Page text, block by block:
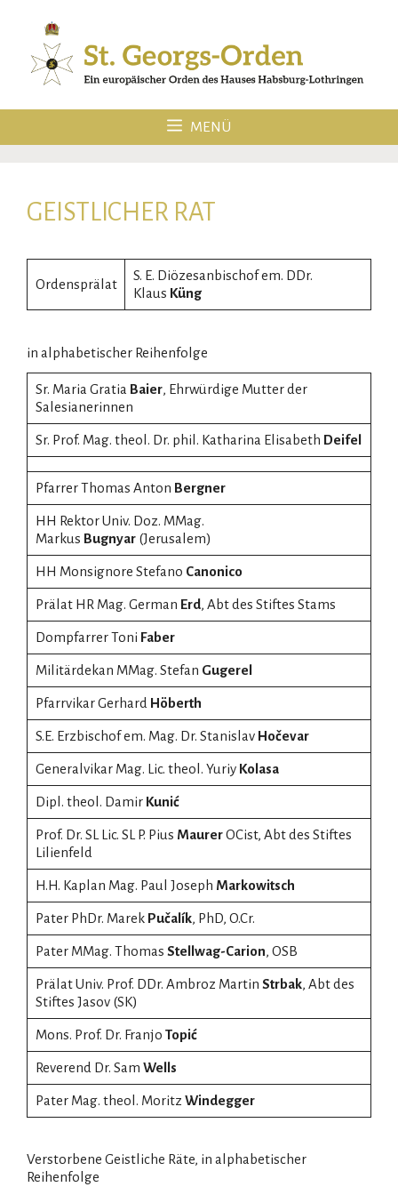
springen
MENÜ
GEISTLICHER RAT
Ordensprälat
S. E. Diözesanbischof em. DDr.
Klaus Küng
in alphabetischer Reihenfolge
Sr. Maria Gratia Baier, Ehrwürdige Mutter der
Salesianerinnen
Sr. Prof. Mag. theol. Dr. phil. Katharina Elisabeth Deifel
Pfarrer Thomas Anton Bergner
HH Rektor Univ. Doz. MMag.
Markus Bugnyar(Jerusalem)
HH Monsignore Stefano Canonico
Prälat HR Mag. German Erd, Abt des Stiftes Stams
Dompfarrer Toni Faber
Militärdekan MMag. Stefan Gugerel
Pfarrvikar Gerhard Höberth
S.E. Erzbischof em. Mag. Dr. Stanislav Hočevar
Generalvikar Mag. Lic. theol. Yuriy Kolasa
Dipl. theol. Damir Kunić
Prof. Dr. SL Lic. SL P. Pius MaurerOCist, Abt des Stiftes
Lilienfeld
H.H. Kaplan Mag. Paul Joseph Markowitsch
Pater PhDr. Marek Pučalík, PhD, O.Cr.
Pater MMag. Thomas Stellwag-Carion, OSB
Prälat Univ. Prof. DDr. Ambroz Martin Strbak, Abt des
Stiftes Jasov (SK)
Mons. Prof. Dr. Franjo Topić
Reverend Dr. Sam Wells
Pater Mag. theol. Moritz Windegger
Verstorbene Geistliche Räte, in alphabetischer
Reihenfolge